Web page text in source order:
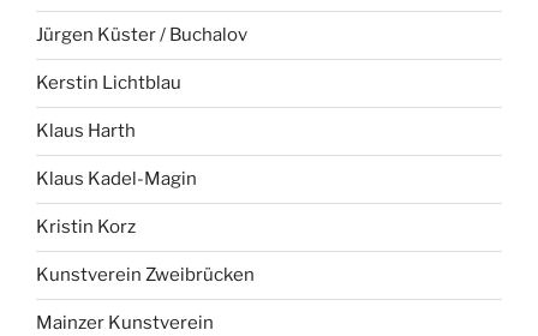
Jürgen Küster / Buchalov
Kerstin Lichtblau
Klaus Harth
Klaus Kadel-Magin
Kristin Korz
Kunstverein Zweibrücken
Mainzer Kunstverein